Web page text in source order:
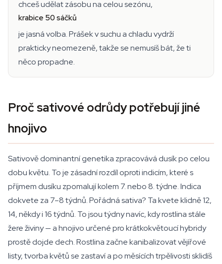
chceš udělat zásobu na celou sezónu,
krabice 50 sáčků
je jasná volba. Prášek v suchu a chladu vydrží
prakticky neomezeně, takže se nemusíš bát, že ti
něco propadne.
Proč sativové odrůdy potřebují jiné
hnojivo
Sativově dominantní genetika zpracovává dusík po celou
dobu květu. To je zásadní rozdíl oproti indicím, které s
příjmem dusíku zpomalují kolem 7. nebo 8. týdne. Indica
dokvete za 7–8 týdnů. Pořádná sativa? Ta kvete klidně 12,
14, někdy i 16 týdnů. To jsou týdny navíc, kdy rostlina stále
žere živiny — a hnojivo určené pro krátkokvětoucí hybridy
prostě dojde dech. Rostlina začne kanibalizovat vějířové
listy, tvorba květů se zastaví a po měsících trpělivosti sklidíš